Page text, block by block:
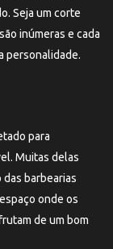
Seja um corte
inúmeras e cada
personalidade.
para
Muitas delas
barbearias
onde os
de um bom